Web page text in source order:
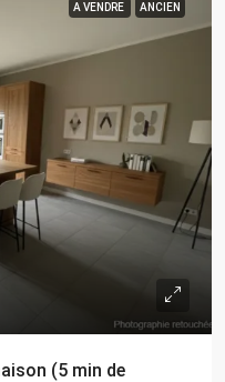
A VENDRE ANCIEN
(5 min de